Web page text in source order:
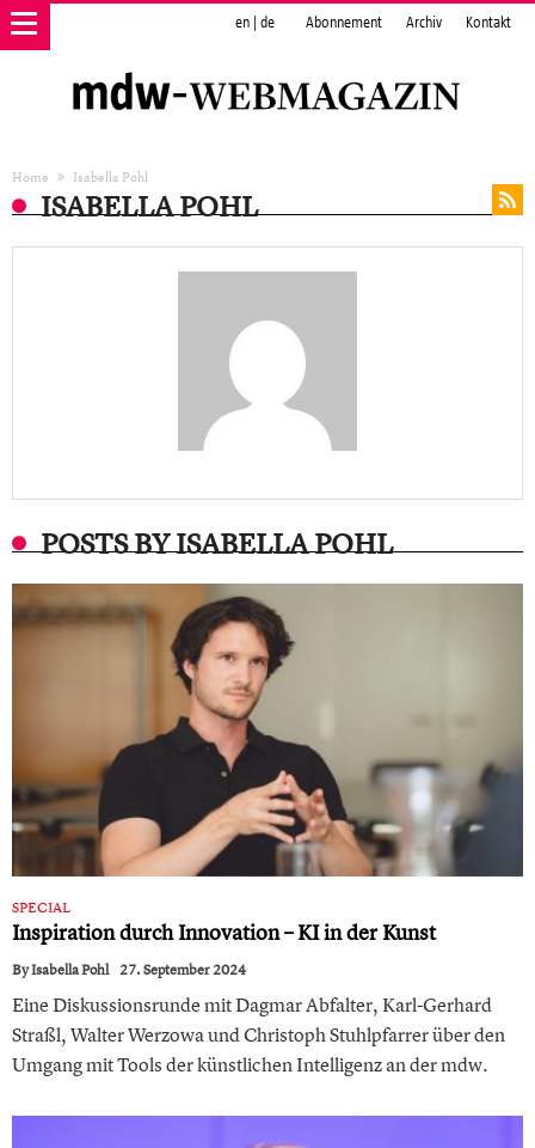
en de Abonnement Archiv Kontakt
Home Isabella Pohl
ISABELLA POHL
POSTS BY ISABELLA POHL
SPECIAL
Inspiration durch Innovation – KI in der Kunst
ByIsabella Pohl 27. September 2024
Eine Diskussionsrunde mit Dagmar Abfalter, Karl-Gerhard
Straßl, Walter Werzowa und Christoph Stuhlpfarrer über den
Umgang mit Tools der künstlichen Intelligenz an der mdw.